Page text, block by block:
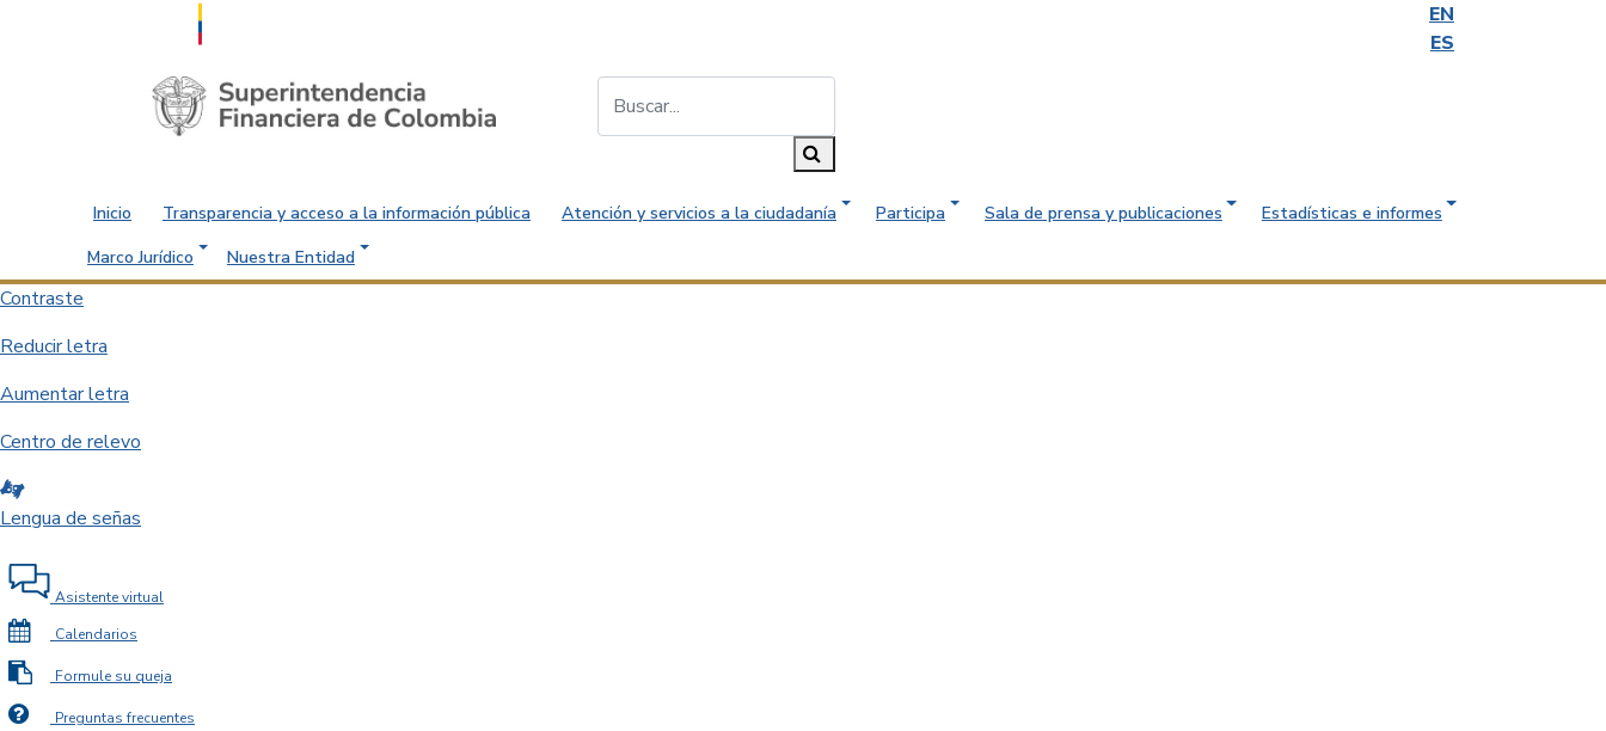
EN
ES
Saltar al contenido principal
Inicio Transparencia y acceso a la información pública Atención y servicios a la ciudadanía Participa Sala de prensa y publicaciones
Estadísticas e informes
Marco Jurídico
Nuestra Entidad
Contraste
Reducir letra
Aumentar letra
Centro de relevo
Lengua de señas
Asistente virtual
Calendarios
Formule su queja
Preguntas frecuentes